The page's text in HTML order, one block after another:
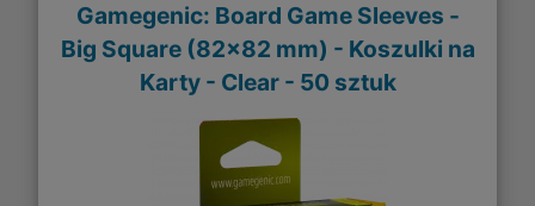
Gamegenic: Board Game Sleeves -
Big Square (82x82 mm) - Koszulki na
Karty - Clear - 50 sztuk